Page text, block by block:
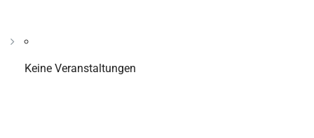
Keine Veranstaltungen